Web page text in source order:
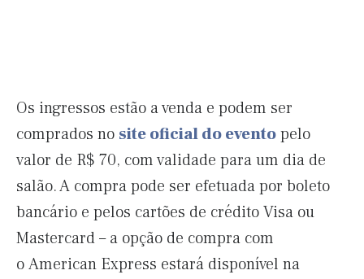
Os ingressos estão a venda e podem ser
comprados no site oficial do eventopelo
valor de R$ 70, com validade para um dia de
salão. A compra pode ser efetuada por boleto
bancário e pelos cartões de crédito Visa ou
Mastercard – a opção de compra com
o American Express estará disponível na